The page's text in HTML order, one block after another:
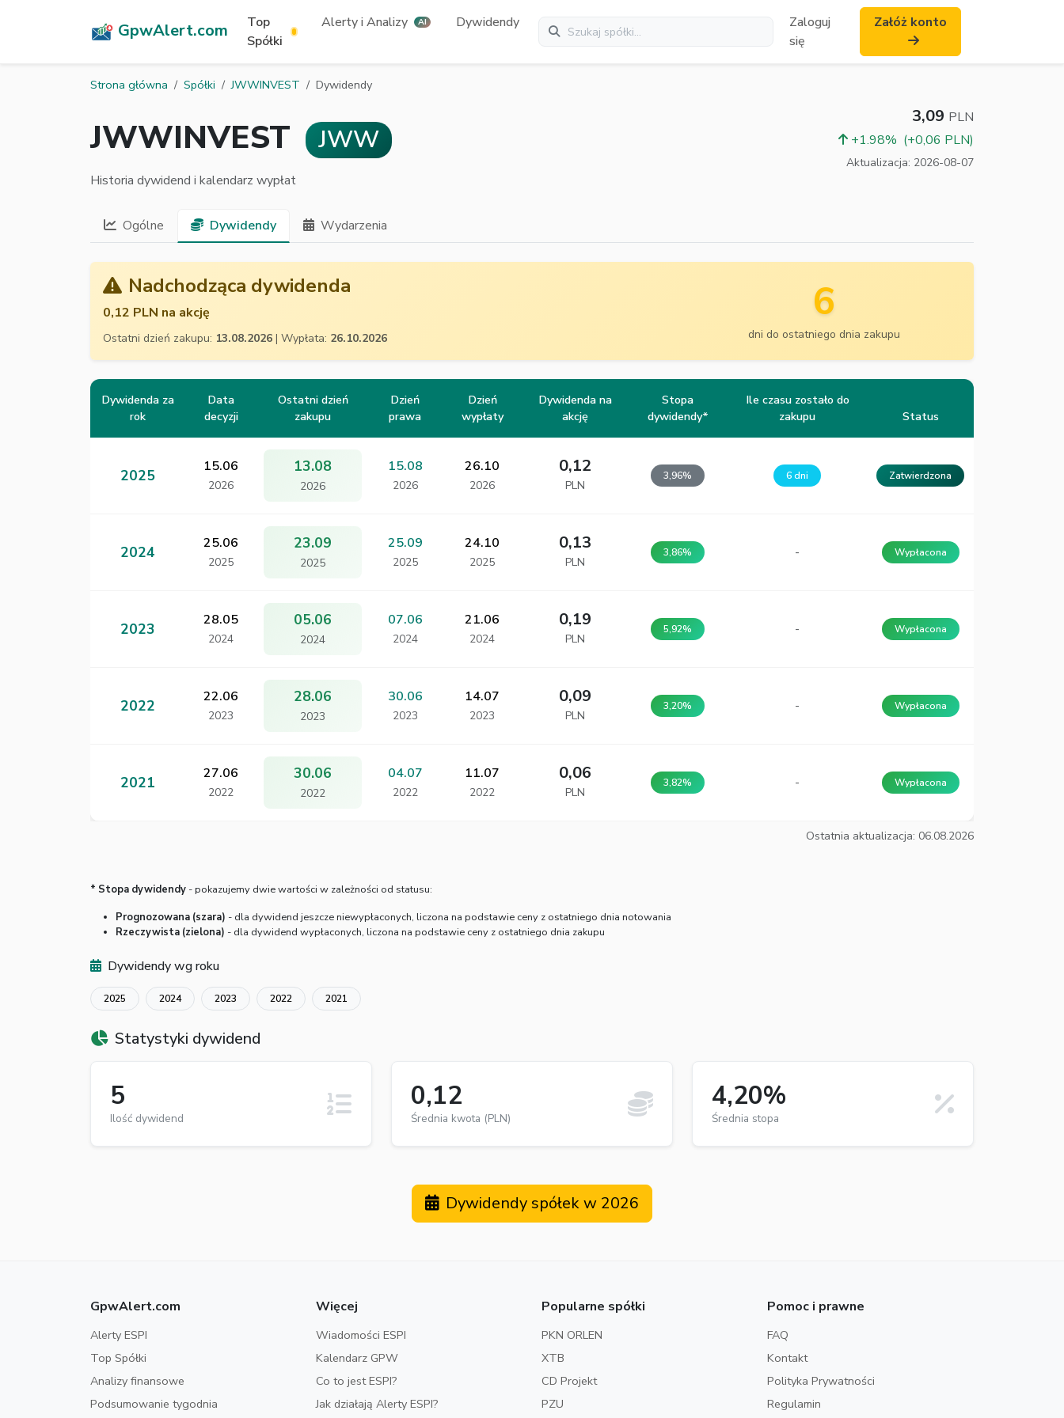
GpwAlert.com
Top
Spółki
Alerty i Analizy AI Dywidendy
Zaloguj
się
Załóż konto
Strona główna Spółki JWWINVEST Dywidendy
JWWINVEST JWW
3,09 PLN
+1.98% (+0,06 PLN)
Aktualizacja: 2026-08-07
Historia dywidend i kalendarz wypłat
Ogólne Dywidendy Wydarzenia
Nadchodząca dywidenda
0,12 PLN na akcję
Ostatni dzień zakupu: 13.08.2026 | Wypłata: 26.10.2026
6
dni do ostatniego dnia zakupu
Dywidenda za
rok
Data
decyzji
Ostatni dzień
zakupu
Dzień
prawa
Dzień
wypłaty
Dywidenda na
akcję
Stopa
dywidendy*
Ile czasu zostało do
zakupu
Status
2025 15.06
2026
13.08
2026
15.08
2026
26.10
2026
0,12
PLN
3,96% 6 dni Zatwierdzona
2024 25.06
2025
23.09
2025
25.09
2025
24.10
2025
0,13
PLN
3,86% - Wypłacona
2023 28.05
2024
05.06
2024
07.06
2024
21.06
2024
0,19
PLN
5,92% - Wypłacona
2022 22.06
2023
28.06
2023
30.06
2023
14.07
2023
0,09
PLN
3,20% - Wypłacona
2021 27.06
2022
30.06
2022
04.07
2022
11.07
2022
0,06
PLN
3,82% - Wypłacona
Ostatnia aktualizacja: 06.08.2026
* Stopa dywidendy - pokazujemy dwie wartości w zależności od statusu:
Prognozowana (szara) - dla dywidend jeszcze niewypłaconych, liczona na podstawie ceny z ostatniego dnia notowania
Rzeczywista (zielona) - dla dywidend wypłaconych, liczona na podstawie ceny z ostatniego dnia zakupu
Dywidendy wg roku
2025 2024 2023 2022 2021
Statystyki dywidend
5
Ilość dywidend
0,12
Średnia kwota (PLN)
4,20%
Średnia stopa
Dywidendy spółek w 2026
GpwAlert.com
Alerty ESPI
Top Spółki
Analizy finansowe
Podsumowanie tygodnia
Więcej
Wiadomości ESPI
Kalendarz GPW
Co to jest ESPI?
Jak działają Alerty ESPI?
Popularne spółki
PKN ORLEN
XTB
CD Projekt
PZU
Pomoc i prawne
FAQ
Kontakt
Polityka Prywatności
Regulamin